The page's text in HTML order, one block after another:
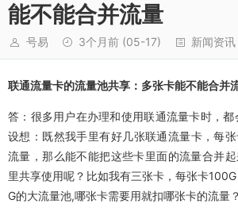
能不能合并流量
号易 3个月前 (05-17) 新闻资讯
联通流量卡的流量池共享：多张卡能不能合并
答：很多用户在办理和使用联通流量卡时，
设想：既然我手里有好几张联通流量卡，每
流量，那么能不能把这些卡里面的流量合并
里共享使用呢？比如我有三张卡，每张卡
G的大流量池,哪张卡需要用就扣哪张卡的流量？